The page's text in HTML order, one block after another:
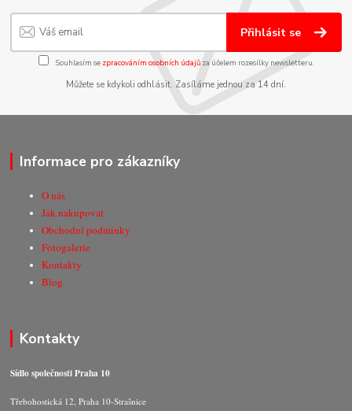
Přihlásit se
Souhlasím se zpracováním osobních údajůza účelem rozesílky newsletteru.
Můžete se kdykoli odhlásit. Zasíláme jednou za 14 dní.
Informace pro zákazníky
O nás
Jak nakupovat
Obchodní podmínky
Fotogalerie
Kontakty
Blog
Kontakty
Sídlo společnosti Praha 10
Třebohostická 12, Praha 10-Strašnice